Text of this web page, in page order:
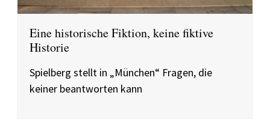
Eine historische Fiktion, keine fiktive
Historie
Spielberg stellt in „München“ Fragen, die
keiner beantworten kann